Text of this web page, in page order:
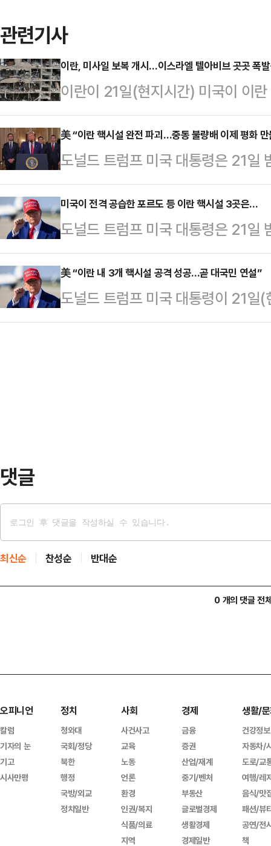
관련기사
이란, 미사일 보복 개시…이스라엘 텔아비브 곳곳 폭
이란이 21일(현지시간) 미국이 이
대해 보복 공격을 개시했다. 이에
이란 미사일 충돌, 이를을 넘어선
다.AFP통신 등에 따르면 이란 국
미사일 20~30발을 발사했다고 밝
아비브와 하이파 등 이스라엘 전역
밝혔다.이스라엘군도 이날 성명을
스라엘 영토를…
美 “이란 핵시설 완전 파괴…중동 불량배 이제 평화
도널드 트럼프 미국 대통령은 21일
공습을 전격 단행한 것과 관련해 “
란의 주요 핵 농축 능력이 완전히,
CNN방송 등에 따르면 트럼프 대
부통령과 마코 루비오 국무장관, 피
발표한 긴급 성명을 통해 “조금 전
와 나탄즈, 이스파한에 대해 대규모
이란 본…
미국이 전격 공습한 포르도 등 이란 핵시설 3곳은…
도널드 트럼프 미국 대통령은 21일
(SNS) 트루스소셜을 통해 “우리는
설 3곳에 대한 공격을 완료했다”며
포르도는 끝장났다”(Fordow is
포르도 핵시설은 공식 명칭이 ‘샤히
美 “이란 내 3개 핵시설 공격 성공...곧 대국민 연설”
도널드 트럼프 미국 대통령이 21일
설인 포르도 등 3개의 핵시설을 폭
댓글
최신순 찬성순 반대순
0 개의 댓글 전
오피니언
칼럼
기자의 눈
기고
시사만평
정치
청와대
국회/정당
북한
행정
국방/외교
정치일반
사회
사건사고
교육
노동
언론
환경
인권/복지
식품/의료
지역
경제
금융
증권
산업/재계
중기/벤처
부동산
글로벌경제
생활경제
경제일반
생활/
건강정보
자동차/
도로/교
여행/레
음식/맛
패션/뷰
공연/전
책